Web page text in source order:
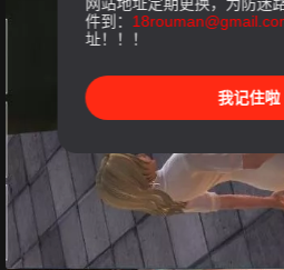
件到：
址！！！
我记住啦